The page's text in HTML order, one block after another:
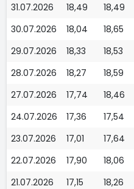
31.07.2026
18,49 18,49
30.07.2026
18,04 18,65
29.07.2026
18,33 18,53
28.07.2026
18,27 18,59
27.07.2026
17,74 18,46
24.07.2026
17,36 17,54
23.07.2026
17,01 17,64
22.07.2026
17,90 18,06
21.07.2026
17,15 18,26